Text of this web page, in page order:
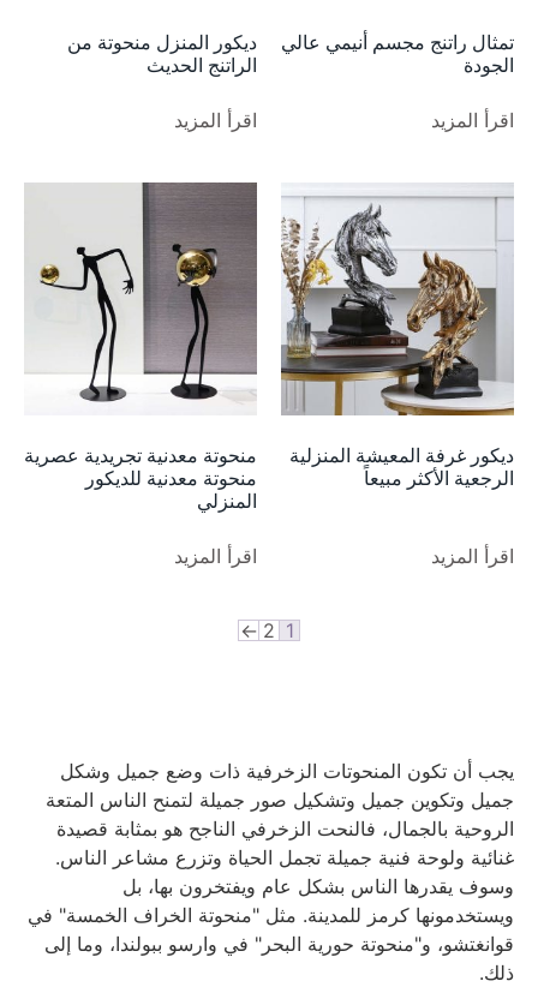
تمثال راتنج مجسم أنيمي عالي
الجودة
اقرأ المزيد
ديكور المنزل منحوتة من
الراتنج الحديث
اقرأ المزيد
ديكور غرفة المعيشة المنزلية
الرجعية الأكثر مبيعاً
اقرأ المزيد
منحوتة معدنية تجريدية عصرية
منحوتة معدنية للديكور
المنزلي
اقرأ المزيد
1
2
←
يجب أن تكون المنحوتات الزخرفية ذات وضع جميل وشكل
جميل وتكوين جميل وتشكيل صور جميلة لتمنح الناس المتعة
الروحية بالجمال، فالنحت الزخرفي الناجح هو بمثابة قصيدة
غنائية ولوحة فنية جميلة تجمل الحياة وتزرع مشاعر الناس.
وسوف يقدرها الناس بشكل عام ويفتخرون بها، بل
ويستخدمونها كرمز للمدينة. مثل "منحوتة الخراف الخمسة" في
قوانغتشو، و"منحوتة حورية البحر" في وارسو ببولندا، وما إلى
ذلك.